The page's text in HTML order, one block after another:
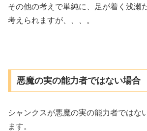
その他の考えで単純に、足が着く浅瀬
考えられますが、、、。
悪魔の実の能力者ではない場合
シャンクスが悪魔の実の能力者ではな
ます。